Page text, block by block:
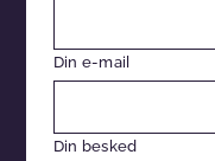
Din e-mail
Din besked